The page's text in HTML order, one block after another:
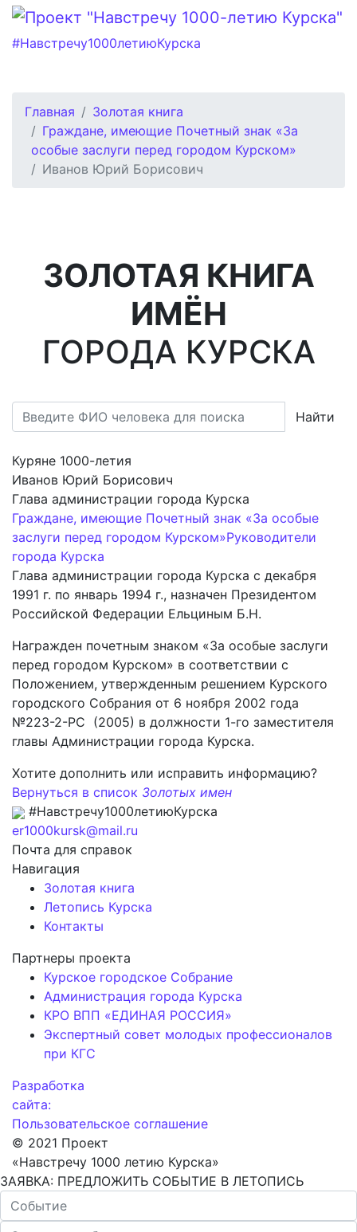
#Навстречу1000летиюКурска
Главная
Золотая книга
Граждане, имеющие Почетный знак «За
особые заслуги перед городом Курском»
Иванов Юрий Борисович
ЗОЛОТАЯ КНИГА
ИМЁН
ГОРОДА КУРСКА
Найти
Куряне 1000-летия
Иванов Юрий Борисович
Глава администрации города Курска
Граждане, имеющие Почетный знак «За особые
заслуги перед городом Курском»Руководители
города Курска
Глава администрации города Курска с декабря
1991 г. по январь 1994 г., назначен Президентом
Российской Федерации Ельциным Б.Н.
Награжден почетным знаком «За особые заслуги
перед городом Курском» в соответствии с
Положением, утвержденным решением Курского
городского Собрания от 6 ноября 2002 года
№223-2-РС (2005) в должности 1-го заместителя
главы Администрации города Курска.
Хотите дополнить или исправить информацию?
Вернуться в список Золотых имен
#Навстречу1000летиюКурска
er1000kursk@mail.ru
Почта для справок
Навигация
Золотая книга
Летопись Курска
Контакты
Партнеры проекта
Курское городское Собрание
Администрация города Курска
КРО ВПП «ЕДИНАЯ РОССИЯ»
Экспертный совет молодых профессионалов
при КГС
Разработка
сайта:
Пользовательское соглашение
© 2021 Проект
«Навстречу 1000 летию Курска»
ЗАЯВКА: ПРЕДЛОЖИТЬ СОБЫТИЕ В ЛЕТОПИСЬ